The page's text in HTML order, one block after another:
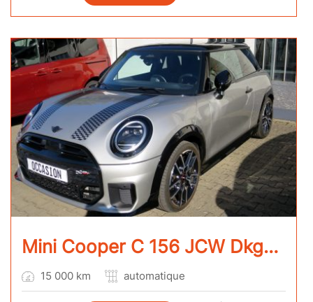
Mini Cooper C 156 JCW Dkg7 3P
15 000 km automatique